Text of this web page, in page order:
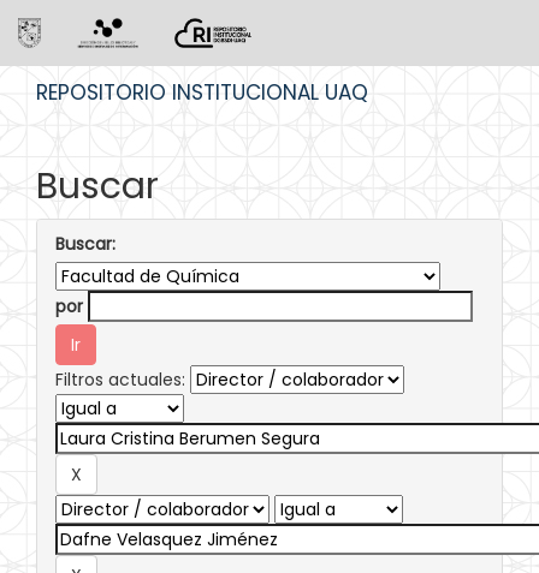
REPOSITORIO INSTITUCIONAL UAQ
Buscar
Buscar:
por
Filtros actuales: